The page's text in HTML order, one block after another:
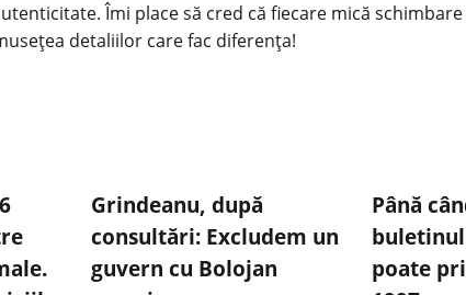
Îmi place să cred că fiecare mică
detaliilor care fac diferența!
Grindeanu, după
consultări: Excludem un
guvern cu Bolojan
Până
poate